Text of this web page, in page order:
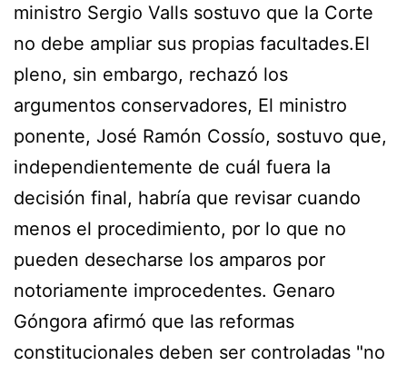
ministro Sergio Valls sostuvo que la Corte
no debe ampliar sus propias facultades.El
pleno, sin embargo, rechazó los
argumentos conservadores, El ministro
ponente, José Ramón Cossío, sostuvo que,
independientemente de cuál fuera la
decisión final, habría que revisar cuando
menos el procedimiento, por lo que no
pueden desecharse los amparos por
notoriamente improcedentes. Genaro
Góngora afirmó que las reformas
constitucionales deben ser controladas "no